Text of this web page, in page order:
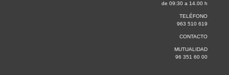
de 09:30 a 14.00 h
TELÉFONO
963 510 619
CONTACTO
MUTUALIDAD
96 351 60 00